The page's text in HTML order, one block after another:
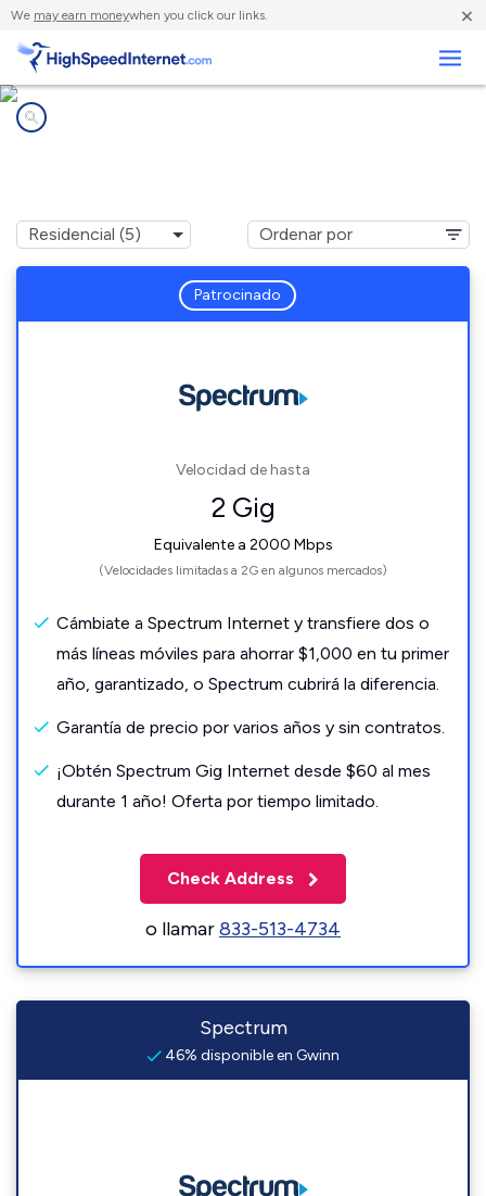
We may earn moneywhen you click our links. ×
Patrocinado
Velocidad de hasta
2 Gig
Equivalente a 2000 Mbps
(Velocidades limitadas a 2G en algunos mercados)
Cámbiate a Spectrum Internet y transfiere dos o
más líneas móviles para ahorrar $1,000 en tu primer
año, garantizado, o Spectrum cubrirá la diferencia.
Garantía de precio por varios años y sin contratos.
¡Obtén Spectrum Gig Internet desde $60 al mes
durante 1 año! Oferta por tiempo limitado.
Check Address
o llamar833-513-4734
Spectrum
46% disponible en Gwinn